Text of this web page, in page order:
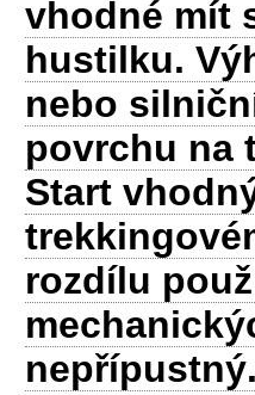
vhodné mít
hustilku.
nebo
povrchu na
Start
rozdílu